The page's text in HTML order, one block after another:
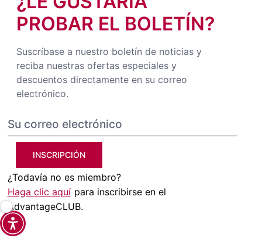
PROBAR EL BOLETÍN?
Suscríbase a nuestro boletín de noticias y
reciba nuestras ofertas especiales y
descuentos directamente en su correo
electrónico.
INSCRIPCIÓN
¿Todavía no es miembro?
Haga clic aquí para inscribirse en el
AdvantageCLUB.